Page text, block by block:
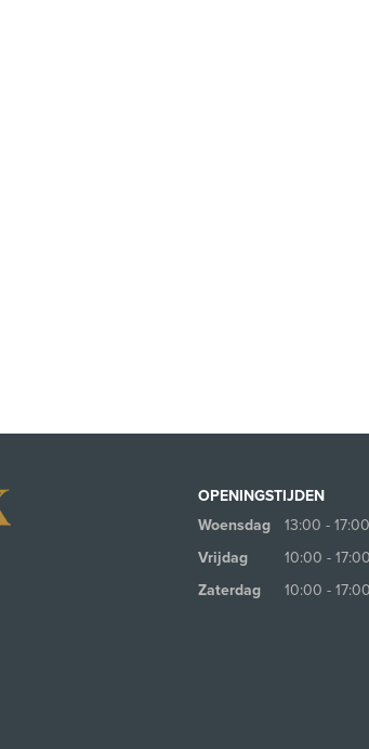
OPENINGSTIJDEN
Woensdag
13:00 -
Vrijdag
10:00 -
Zaterdag
10:00 -